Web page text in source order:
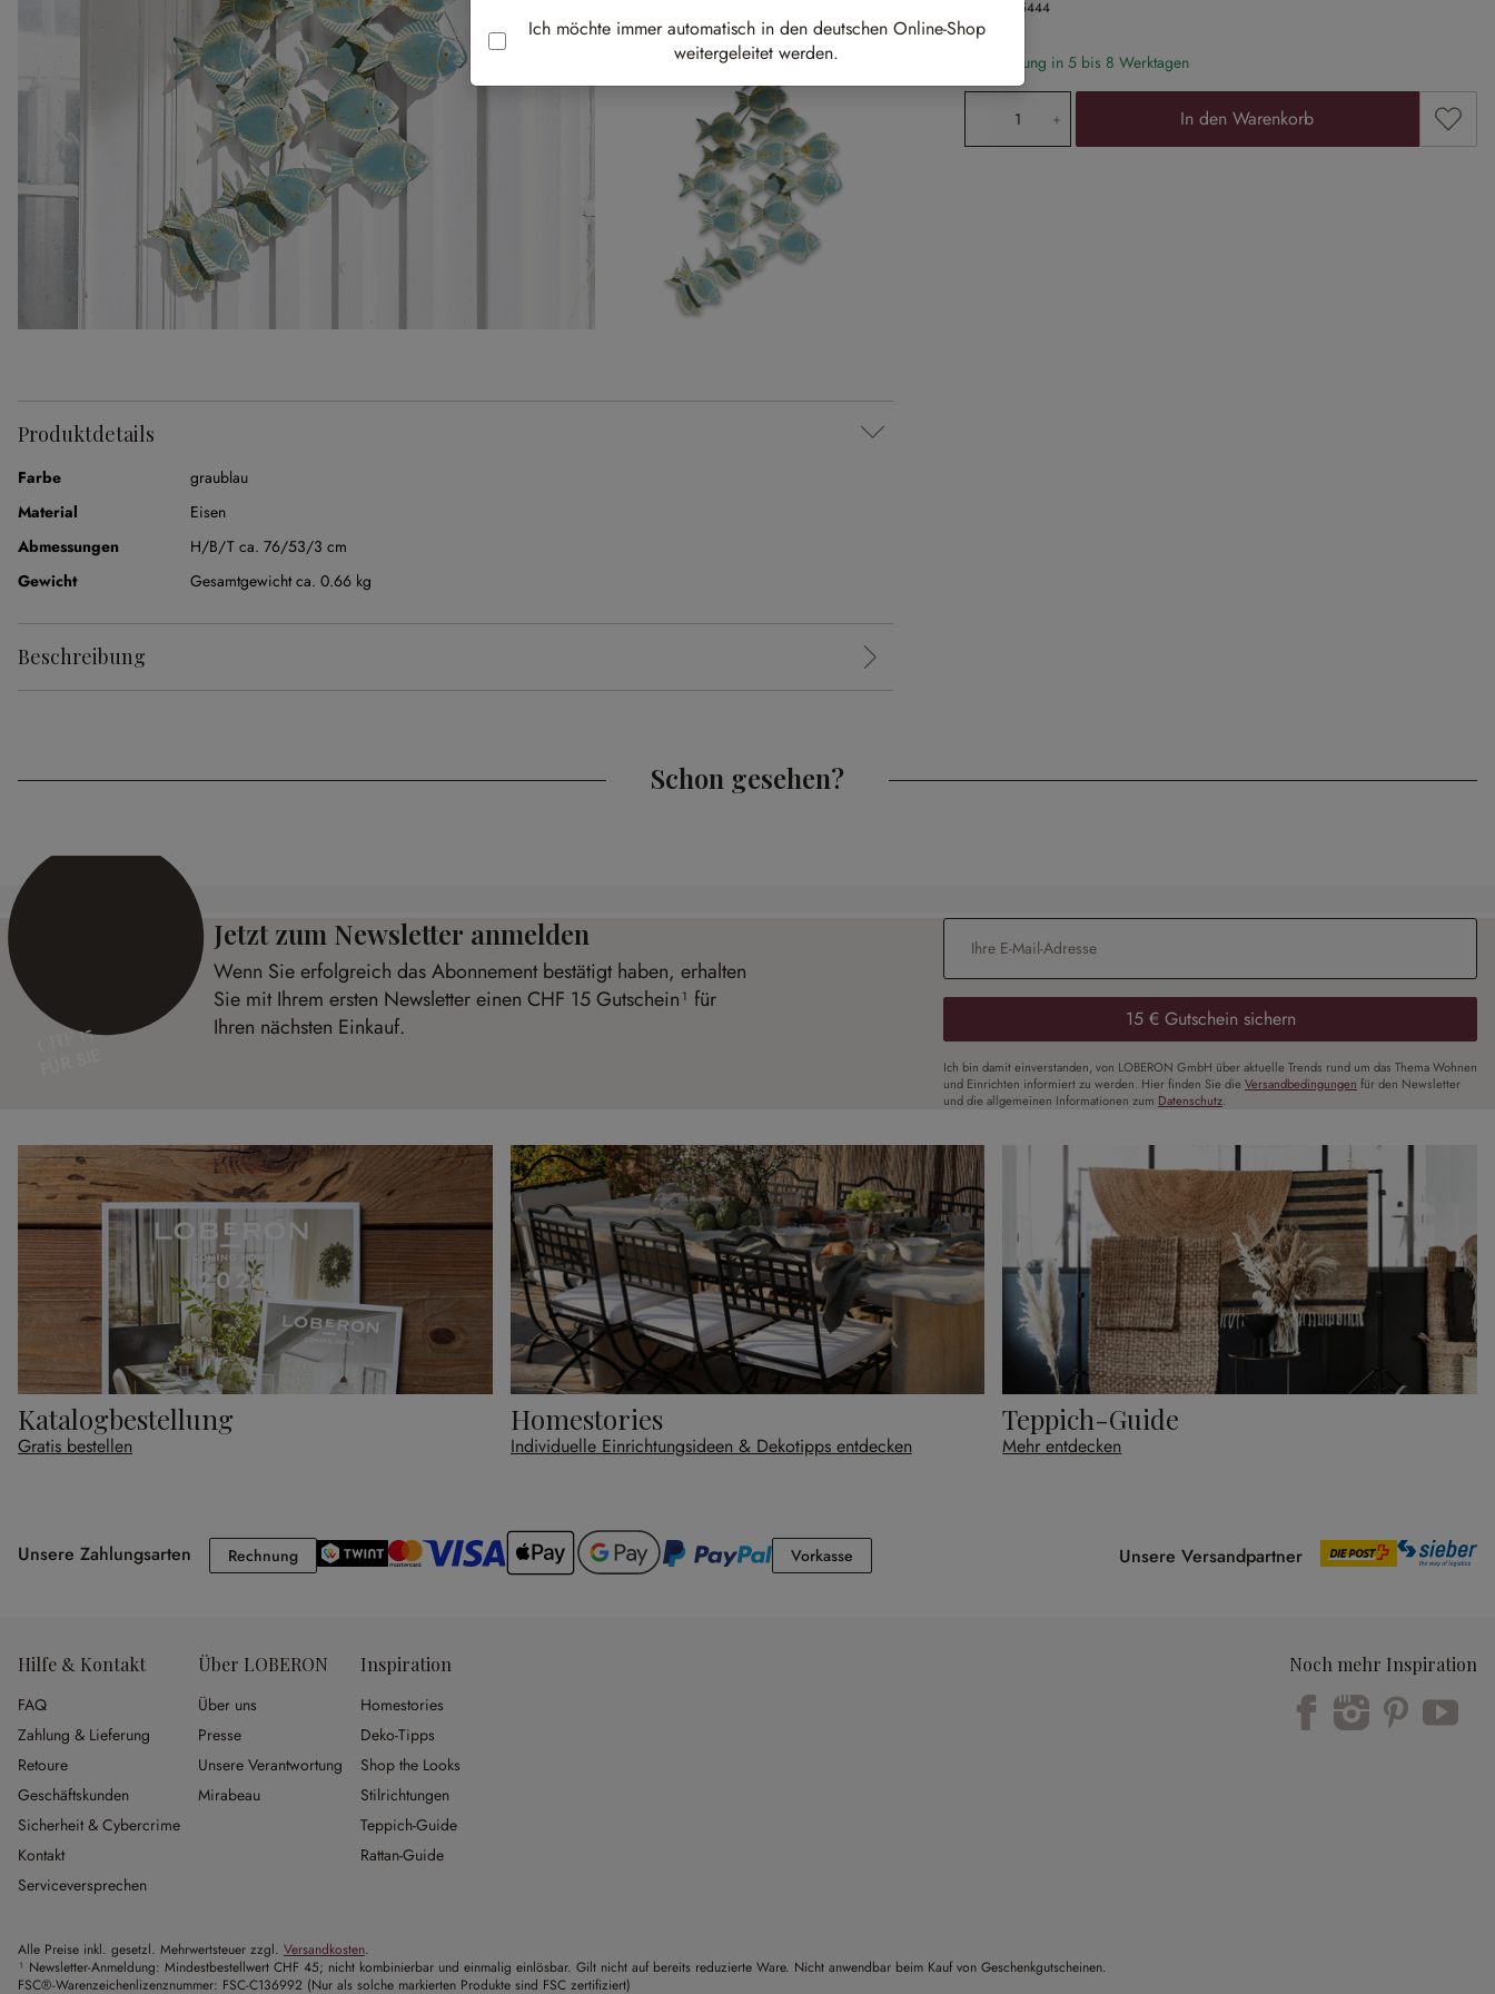
15444
Lieferung in 5 bis 8 Werktagen
Produkt Anzahl: Gib den gewünschten
In den Warenkorb Zum
Produktdetails
Farbe
graublau
Material
Eisen
Abmessungen
H/B/T ca. 76/53/3 cm
Gewicht
Gesamtgewicht ca. 0.66 kg
Beschreibung
Schon gesehen?
CHF 15
Jetzt zum Newsletter anmelden
Wenn Sie erfolgreich das Abonnement bestätigt haben, erhalten
Sie mit Ihrem ersten Newsletter einen CHF 15 Gutschein¹ für
Ihren nächsten Einkauf.
E-Mail-Adresse
15 € Gutschein sichern
Ich bin damit einverstanden, von LOBERON GmbH über aktuelle Trends rund um das Thema Wohnen
und Einrichten informiert zu werden. Hier finden Sie die Versandbedingungen für den Newsletter
und die allgemeinen Informationen zum Datenschutz.
Katalogbestellung
Gratis bestellen
Homestories
Individuelle Einrichtungsideen & Dekotipps entdecken
Teppich-Guide
Mehr entdecken
Unsere Zahlungsarten RechnungRechnung VorkasseVorkasse Unsere Versandpartner
Hilfe & Kontakt
FAQ
Zahlung & Lieferung
Retoure
Geschäftskunden
Sicherheit & Cybercrime
Kontakt
Serviceversprechen
Über LOBERON
Über uns
Presse
Unsere Verantwortung
Mirabeau
Inspiration
Homestories
Deko-Tipps
Shop the Looks
Stilrichtungen
Teppich-Guide
Rattan-Guide
Noch mehr Inspiration
Alle Preise inkl. gesetzl. Mehrwertsteuer zzgl. Versandkosten.
¹ Newsletter-Anmeldung: Mindestbestellwert CHF 45; nicht kombinierbar und einmalig einlösbar. Gilt nicht auf bereits reduzierte Ware. Nicht anwendbar beim Kauf von Geschenkgutscheinen.
FSC®-Warenzeichenlizenznummer: FSC-C136992 (Nur als solche markierten Produkte sind FSC zertifiziert)
Ich möchte immer automatisch in den deutschen Online-Shop
weitergeleitet werden.